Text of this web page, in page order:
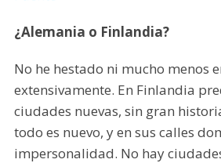
¿Alemania o Finlandia?
No he hestado ni mucho menos
extensivamente. En Finlandia
ciudades nuevas, sin gran
todo es nuevo, y en sus calles
impersonalidad. No hay